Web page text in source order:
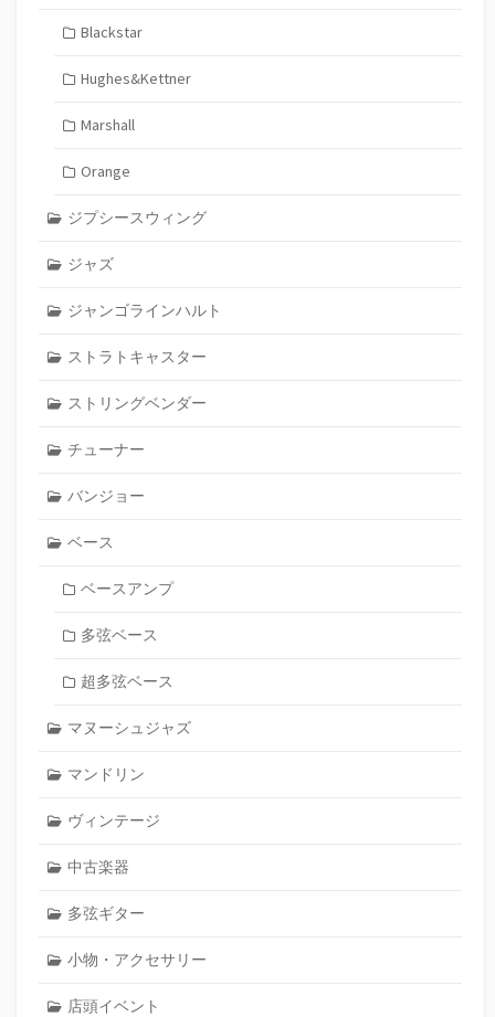
Blackstar
Hughes&Kettner
Marshall
Orange
ジプシースウィング
ジャズ
ジャンゴラインハルト
ストラトキャスター
ストリングベンダー
チューナー
バンジョー
ベース
ベースアンプ
多弦ベース
超多弦ベース
マヌーシュジャズ
マンドリン
ヴィンテージ
中古楽器
多弦ギター
小物・アクセサリー
店頭イベント